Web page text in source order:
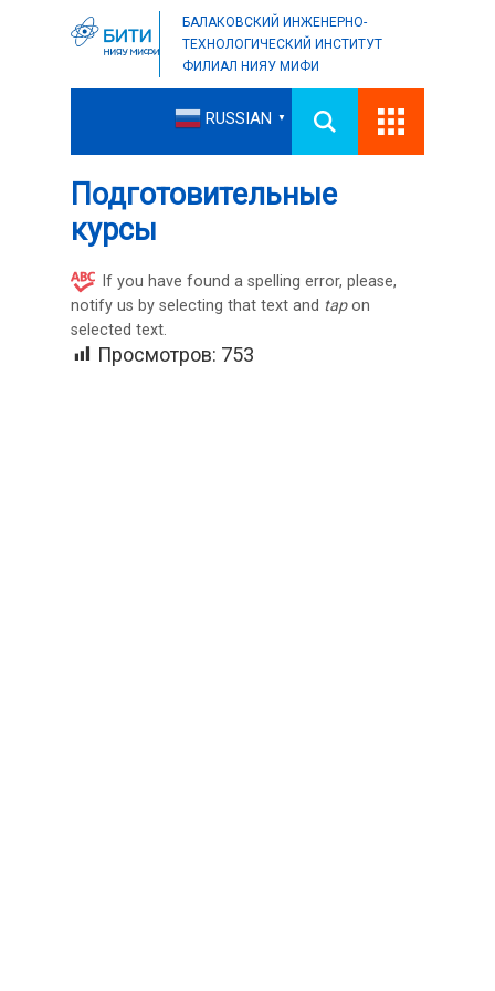
БАЛАКОВСКИЙ ИНЖЕНЕРНО-
ТЕХНОЛОГИЧЕСКИЙ ИНСТИТУТ
ФИЛИАЛ НИЯУ МИФИ
RUSSIAN ▼
Подготовительные
курсы
If you have found a spelling error, please,
notify us by selecting that text and tapon
selected text.
Просмотров: 753